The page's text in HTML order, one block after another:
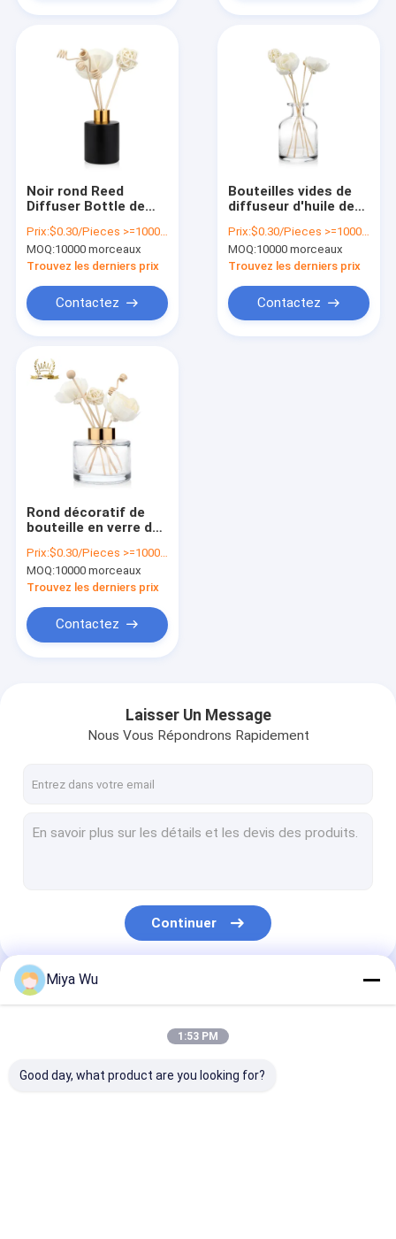
Produits
À propos de nous
visite de l'usine
Nouvelles
Demandez un devis
Pots de conditionnement en plastique
Bouteilles en verre de Boston
Bouteilles de compte-gouttes de sérum
Bouteilles liquides de base
Bouteilles en verre de lotion
Noir rond Reed
Diffuser Bottle de
diffuseur de 30ml
50ml
Prix:$0.30/Pieces >=10000 Pieces
MOQ:10000 morceaux
Trouvez les derniers prix
Contactez
Bouteilles vides de
diffuseur d'huile de
de parfum du liège
150ml 260ml
Prix:$0.30/Pieces >=10000 Pieces
MOQ:10000 morceaux
Trouvez les derniers prix
Contactez
Rond décoratif de
bouteille en verre du
avec le chapeau
Prix:$0.30/Pieces >=10000 Pieces
MOQ:10000 morceaux
Trouvez les derniers prix
Contactez
Laisser Un Message
Nous Vous Répondrons Rapidement
Continuer
Nos Catégories
Miya Wu
1:53 PM
Good day, what product are you looking for?